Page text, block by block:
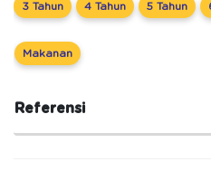
3 Tahun 4 Tahun 5 Tahun
Makanan
Referensi